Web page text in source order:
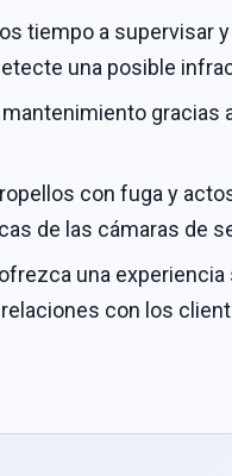
tiempo a supervisar
una posible
gracias
con fuga y
de las cámaras de
ofrezca una
con los